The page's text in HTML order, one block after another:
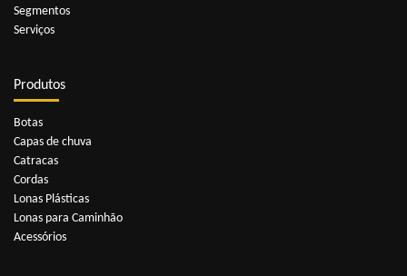
Segmentos
Serviços
Produtos
Botas
Capas de chuva
Catracas
Cordas
Lonas Plásticas
Lonas para Caminhão
Acessórios